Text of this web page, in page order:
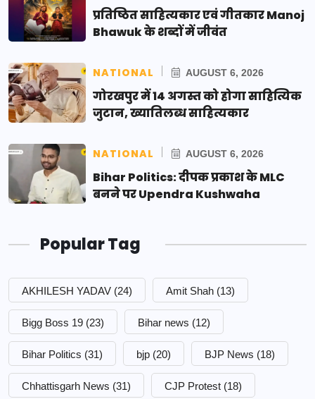
प्रतिष्ठित साहित्यकार एवं गीतकार Manoj
Bhawuk के शब्दों में जीवंत
NATIONAL AUGUST 6, 2026
गोरखपुर में 14 अगस्त को होगा साहित्यिक
जुटान, ख्यातिलब्ध साहित्यकार
NATIONAL AUGUST 6, 2026
Bihar Politics: दीपक प्रकाश के MLC
बनने पर Upendra Kushwaha
Popular Tag
AKHILESH YADAV (24) Amit Shah (13)
Bigg Boss 19 (23) Bihar news (12)
Bihar Politics (31) bjp (20) BJP News (18)
Chhattisgarh News (31) CJP Protest (18)